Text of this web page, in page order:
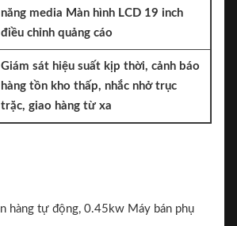
năng media Màn hình LCD 19 inch
điều chỉnh quảng cáo
Giám sát hiệu suất kịp thời, cảnh báo
hàng tồn kho thấp, nhắc nhở trục
trặc, giao hàng từ xa